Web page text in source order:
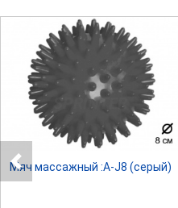
SPRINTER
Мяч массажный :A-J8 (серый)